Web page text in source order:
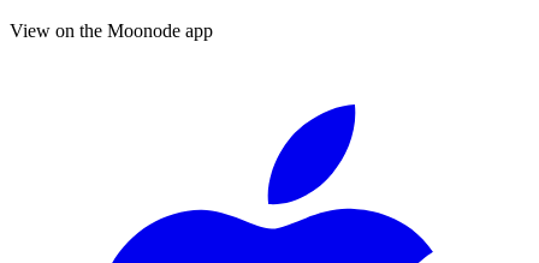
View on the Moonode app